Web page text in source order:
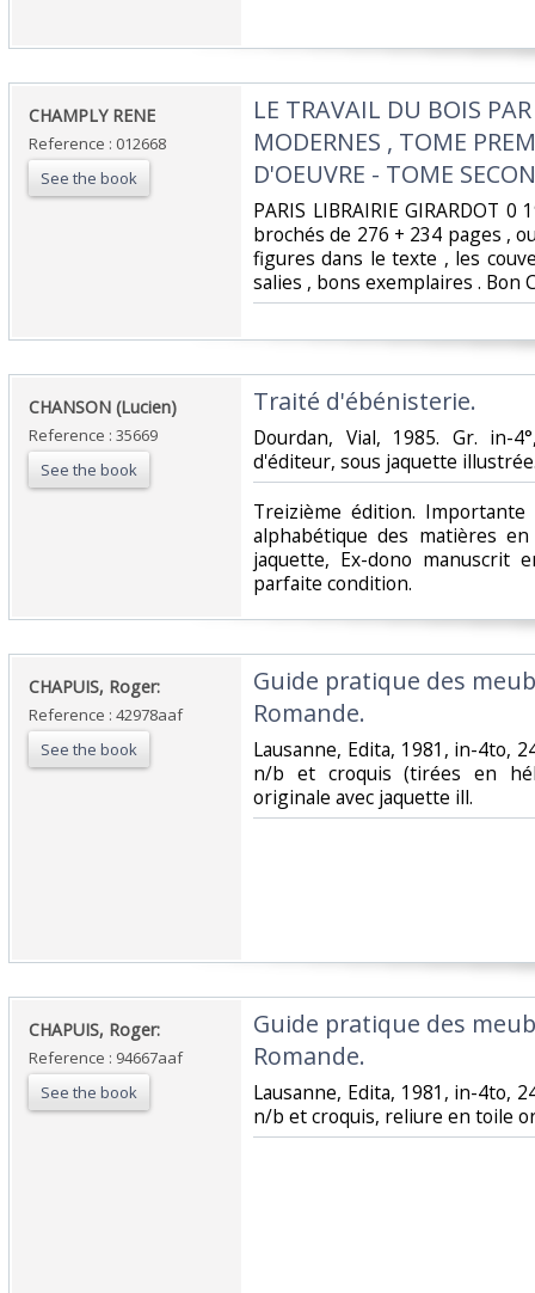
‎CHAMPLY RENE‎
Reference : 012668
See the book
‎LE TRAVAIL DU BOIS PAR
MODERNES , TOME
D'OEUVRE - TOME
‎PARIS LIBRAIRIE GIRARDOT
brochés de 276 + 234 pages ,
figures dans le texte , les
salies , bons exemplaires . Bon
‎CHANSON (Lucien)‎
Reference : 35669
See the book
‎Traité d'ébénisterie.‎
‎Dourdan, Vial, 1985. Gr. in-
d'éditeur, sous jaquette
‎Treizième édition.
alphabétique des matières
jaquette, Ex-dono manuscrit
parfaite condition.‎
‎CHAPUIS, Roger:‎
Reference : 42978aaf
See the book
‎Guide pratique des
Romande. ‎
‎Lausanne, Edita, 1981, in-4to,
n/b et croquis (tirées en
originale avec jaquette ill.‎
‎CHAPUIS, Roger:‎
Reference : 94667aaf
See the book
‎Guide pratique des
Romande. ‎
‎Lausanne, Edita, 1981, in-4to,
n/b et croquis, reliure en toile